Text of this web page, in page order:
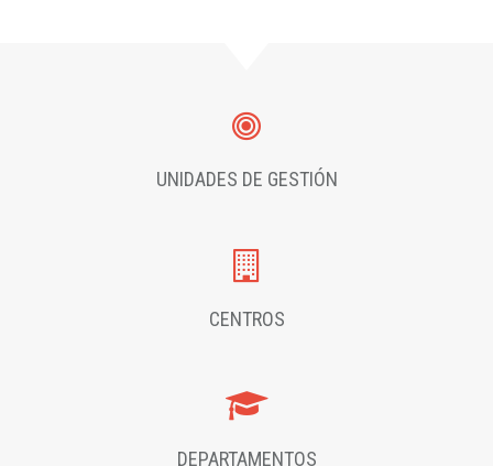
UNIDADES DE GESTIÓN
CENTROS
DEPARTAMENTOS